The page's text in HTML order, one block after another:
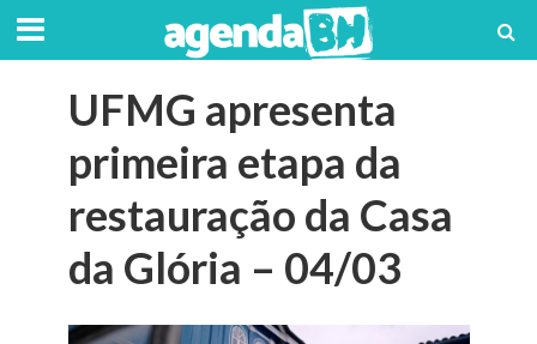
UFMG apresenta
primeira etapa da
restauração da Casa
da Glória – 04/03